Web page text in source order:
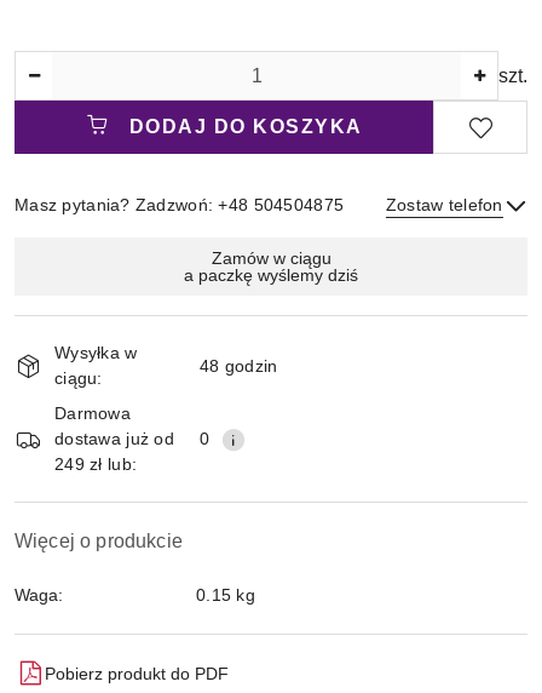
szt.
DODAJ DO KOSZYKA
Masz pytania? Zadzwoń: +48 504504875 Zostaw telefon
Wyślij
dostawa
Zamów w ciągu
a paczkę wyślemy dziś
Wysyłka w
ciągu:
48 godzin
Darmowa
dostawa już od
249 zł lub:
0
Więcej o produkcie
Waga: 0.15 kg
Pobierz produkt do PDF